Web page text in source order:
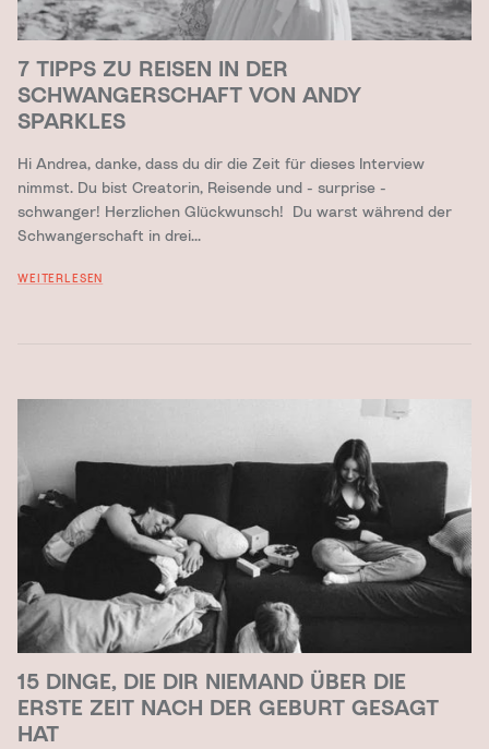
7 TIPPS ZU REISEN IN DER
SCHWANGERSCHAFT VON ANDY
SPARKLES
Hi Andrea, danke, dass du dir die Zeit für dieses Interview
nimmst. Du bist Creatorin, Reisende und - surprise -
schwanger! Herzlichen Glückwunsch! Du warst während der
Schwangerschaft in drei...
WEITERLESEN
15 DINGE, DIE DIR NIEMAND ÜBER DIE
ERSTE ZEIT NACH DER GEBURT GESAGT
HAT